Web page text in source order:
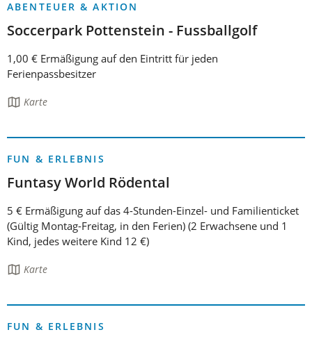
ABENTEUER & AKTION
Soccerpark Pottenstein - Fussballgolf
1,00 € Ermäßigung auf den Eintritt für jeden
Ferienpassbesitzer
Die Karte
FUN & ERLEBNIS
Funtasy World Rödental
5 € Ermäßigung auf das 4-Stunden-Einzel- und Familienticket
(Gültig Montag-Freitag, in den Ferien) (2 Erwachsene und 1
Kind, jedes weitere Kind 12 €)
Die Karte
FUN & ERLEBNIS